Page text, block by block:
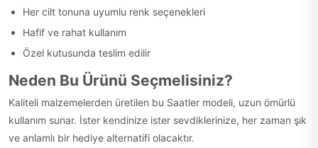
Her cilt tonuna uyumlu renk seçenekleri
Hafif ve rahat kullanım
Özel kutusunda teslim edilir
Neden Bu Ürünü Seçmelisiniz?
Kaliteli malzemelerden üretilen bu Saatler modeli, uzun ömürlü
kullanım sunar. İster kendinize ister sevdiklerinize, her zaman şık
ve anlamlı bir hediye alternatifi olacaktır.